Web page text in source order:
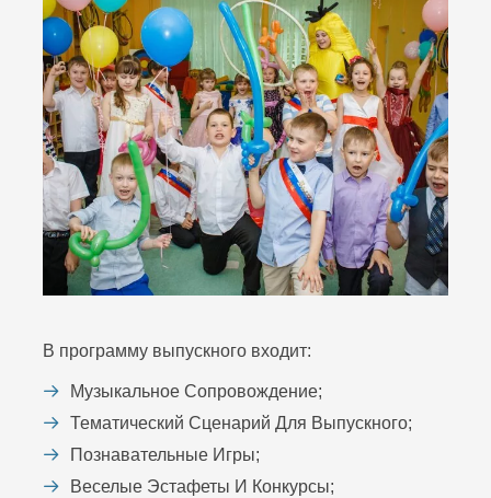
В программу выпускного входит:
Музыкальное Сопровождение;
Тематический Сценарий Для Выпускного;
Познавательные Игры;
Веселые Эстафеты И Конкурсы;